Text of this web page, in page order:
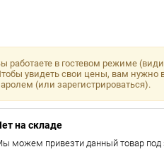
работаете в гостевом режиме
увидеть свои цены, вам нужно
(или зарегистрироваться).
на складе
можем привезти данный товар под